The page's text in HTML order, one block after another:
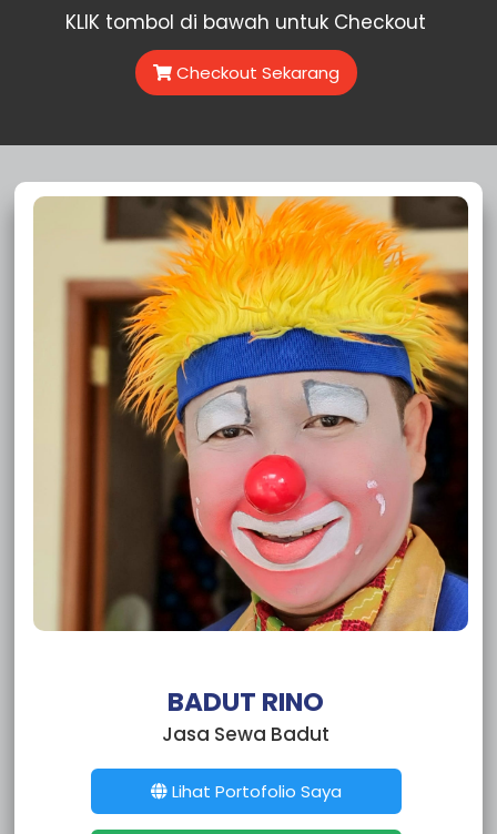
Dekor Balon Ulang Tahun Anak
KLIK tombol di bawah untuk Checkout
Checkout Sekarang
BADUT RINO
Jasa Sewa Badut
Lihat Portofolio Saya